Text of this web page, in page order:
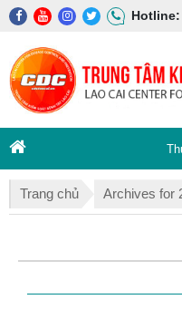
Hotline:
Trang chủ Archives for